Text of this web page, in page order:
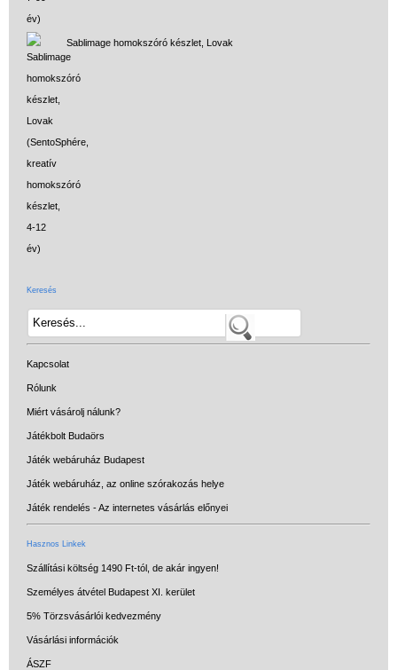
Sablimage homokszóró készlet, Lovak
Keresés
Kapcsolat
Rólunk
Miért vásárolj nálunk?
Játékbolt Budaörs
Játék webáruház Budapest
Játék webáruház, az online szórakozás helye
Játék rendelés - Az internetes vásárlás előnyei
Hasznos Linkek
Szállítási költség 1490 Ft-tól, de akár ingyen!
Személyes átvétel Budapest XI. kerület
5% Törzsvásárlói kedvezmény
Vásárlási információk
ÁSZF